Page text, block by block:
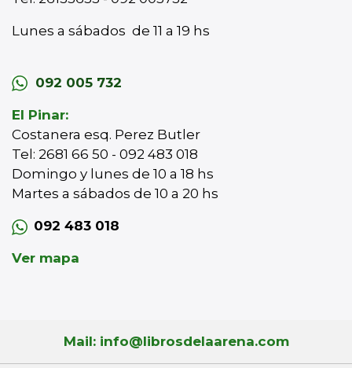
Lunes a sábados de 11 a 19 hs
092 005 732
El Pinar:
Costanera esq. Perez Butler
Tel: 2681 66 50 - 092 483 018
Domingo y lunes de 10 a 18 hs
Martes a sábados de 10 a 20 hs
092 483 018
Ver mapa
Mail: info@librosdelaarena.com